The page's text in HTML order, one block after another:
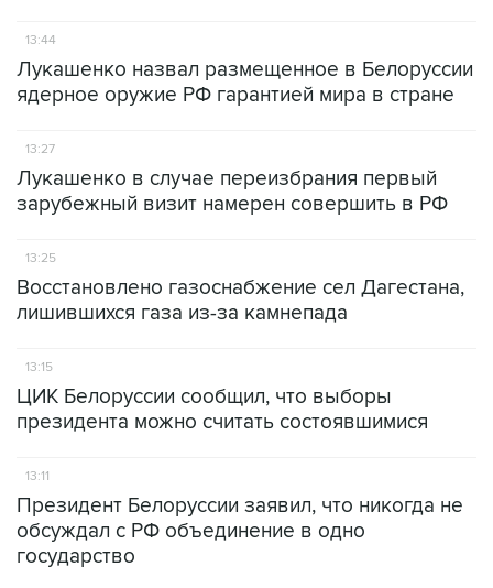
13:44
Лукашенко назвал размещенное в Белоруссии
ядерное оружие РФ гарантией мира в стране
13:27
Лукашенко в случае переизбрания первый
зарубежный визит намерен совершить в РФ
13:25
Восстановлено газоснабжение сел Дагестана,
лишившихся газа из-за камнепада
13:15
ЦИК Белоруссии сообщил, что выборы
президента можно считать состоявшимися
13:11
Президент Белоруссии заявил, что никогда не
обсуждал с РФ объединение в одно
государство